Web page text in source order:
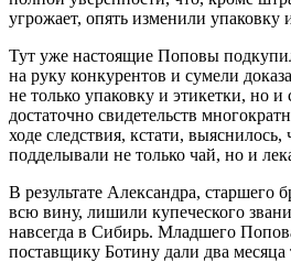
угрожает, опять изменили упаковку
Тут уже настоящие Поповы
на руку конкурентов и сумели
не только упаковку и этикетки, но и
достаточно свидетельств
ходе следствия, кстати,
подделывали не только чай, но и
В результате Александра, старшего
всю вину, лишили купеческого
навсегда в Сибирь. Младшего
поставщику Ботину дали два